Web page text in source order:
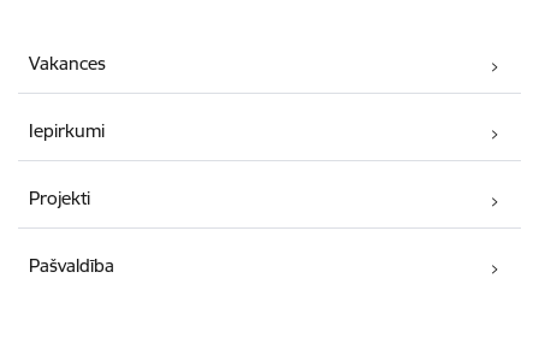
Vakances
Iepirkumi
Projekti
Pašvaldība